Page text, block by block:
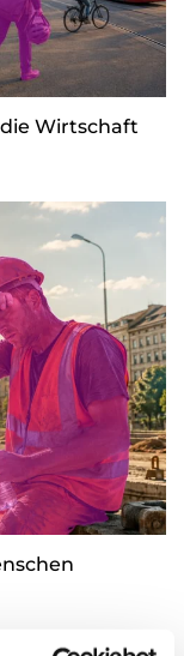
Wirtschaft